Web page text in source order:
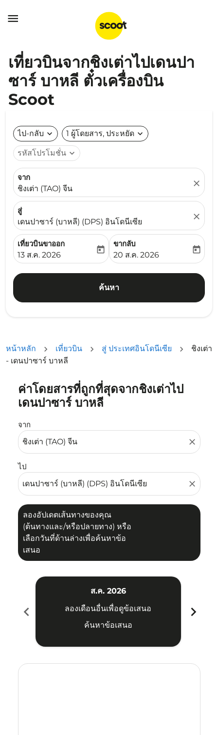

เที่ยวบินจากชิงเต่าไปเดนปา
ซาร์ บาหลี ตั๋วเครื่องบิน
Scoot
ไป-กลับ expand_more 1 ผู้โดยสาร, ประหยัด expand_more
รหัสโปรโมชั่น expand_more
จาก
ชิงเต่า (TAO) จีน
close
สู่
เดนปาซาร์ (บาหลี) (DPS) อินโดนีเซีย
close
เที่ยวบินขาออก
fc-booking-departure-date-aria-label
13 ส.ค. 2026
today
ขากลับ
fc-booking-return-date-
20 ส.ค. 2026
today
ค้นหา
หน้าหลัก เที่ยวบิน สู่ ประเทศอินโดนีเซีย
ชิงเต่า
- เดนปาซาร์ บาหลี
ค่าโดยสารที่ถูกที่สุดจากชิงเต่าไป
เดนปาซาร์ บาหลี
จาก
close
ไป
close
ลองอัปเดตเส้นทางของคุณ
(ต้นทางและ/หรือปลายทาง) หรือ
เลือกวันที่ด้านล่างเพื่อค้นหาข้อ
เสนอ
ลองอัปเดตเส้นทางของคุณ (ต้นทางและ/หรือปลายทาง) หรื
chevron_left
ส.ค. 2026
ลองเดือนอื่นเพื่อดูข้อเสนอ
ค้นหาข้อเสนอ
chevron_right